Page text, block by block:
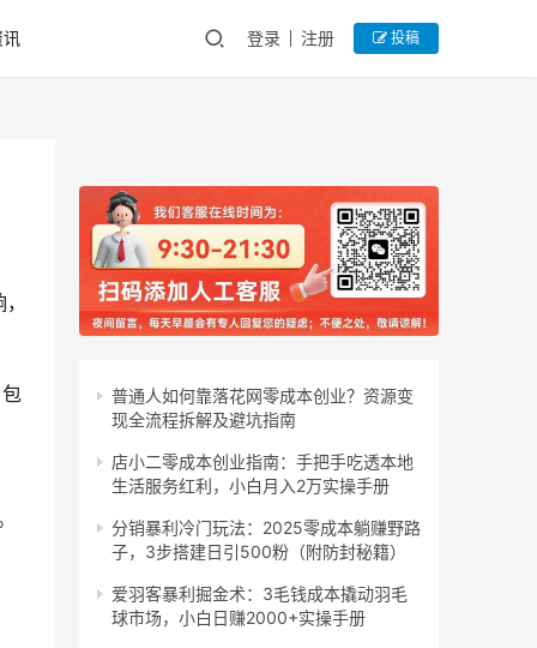
讯 登录 注册 投稿
普通人如何靠落花网零成本创业？资源变
现全流程拆解及避坑指南
店小二零成本创业指南：手把手吃透本地
生活服务红利，小白月入2万实操手册
分销暴利冷门玩法：2025零成本躺赚野路
子，3步搭建日引500粉（附防封秘籍）
爱羽客暴利掘金术：3毛钱成本撬动羽毛
球市场，小白日赚2000+实操手册